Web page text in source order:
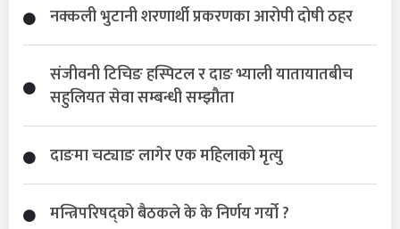
नक्कली भुटानी शरणार्थी प्रकरणका आरोपी दोषी ठहर
संजीवनी टिचिङ हस्पिटल र दाङ भ्याली यातायातबीच
सहुलियत सेवा सम्बन्धी सम्झौता
दाङमा चट्याङ लागेर एक महिलाको मृत्यु
मन्त्रिपरिषद्को बैठकले के के निर्णय गर्यो ?